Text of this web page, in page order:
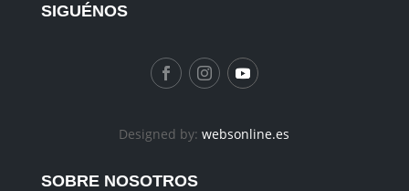
SIGUÉNOS
Designed by:websonline.es
SOBRE NOSOTROS